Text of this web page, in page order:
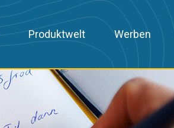
Produktwelt Werben